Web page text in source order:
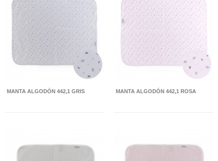
MANTA ALGODÓN 442,1 GRIS MANTA ALGODÓN 442,1 ROSA